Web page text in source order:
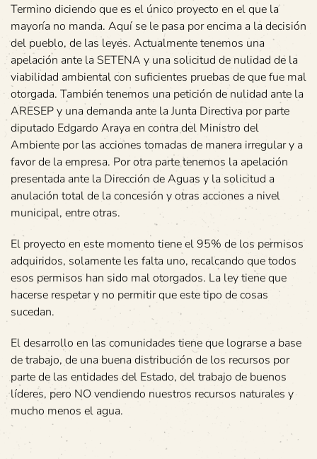
Termino diciendo que es el único proyecto en el que la
mayoría no manda. Aquí se le pasa por encima a la decisión
del pueblo, de las leyes. Actualmente tenemos una
apelación ante la SETENA y una solicitud de nulidad de la
viabilidad ambiental con suficientes pruebas de que fue mal
otorgada. También tenemos una petición de nulidad ante la
ARESEP y una demanda ante la Junta Directiva por parte
diputado Edgardo Araya en contra del Ministro del
Ambiente por las acciones tomadas de manera irregular y a
favor de la empresa. Por otra parte tenemos la apelación
presentada ante la Dirección de Aguas y la solicitud a
anulación total de la concesión y otras acciones a nivel
municipal, entre otras.
El proyecto en este momento tiene el 95% de los permisos
adquiridos, solamente les falta uno, recalcando que todos
esos permisos han sido mal otorgados. La ley tiene que
hacerse respetar y no permitir que este tipo de cosas
sucedan.
El desarrollo en las comunidades tiene que lograrse a base
de trabajo, de una buena distribución de los recursos por
parte de las entidades del Estado, del trabajo de buenos
líderes, pero NO vendiendo nuestros recursos naturales y
mucho menos el agua.